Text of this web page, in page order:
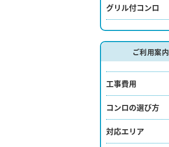
グリル付コンロ
ご利用案内
工事費用
コンロの選び方
対応エリア